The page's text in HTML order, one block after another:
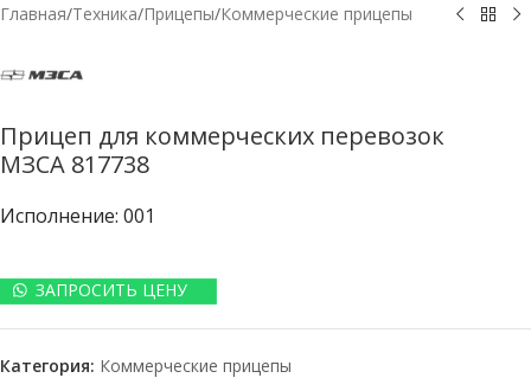
Главная/Техника/Прицепы/Коммерческие прицепы
Прицеп для коммерческих перевозок
МЗСА 817738
Исполнение: 001
ЗАПРОСИТЬ ЦЕНУ
Категория: Коммерческие прицепы